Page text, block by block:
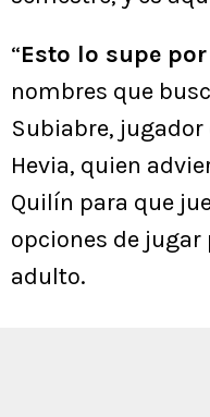
“Esto lo supe por
nombres que
Subiabre, jugador
Hevia, quien
Quilín para que
opciones de jugar
adulto.